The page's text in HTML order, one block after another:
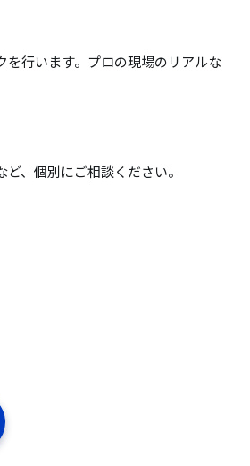
行います。プロの現場のリアルな
、個別にご相談ください。